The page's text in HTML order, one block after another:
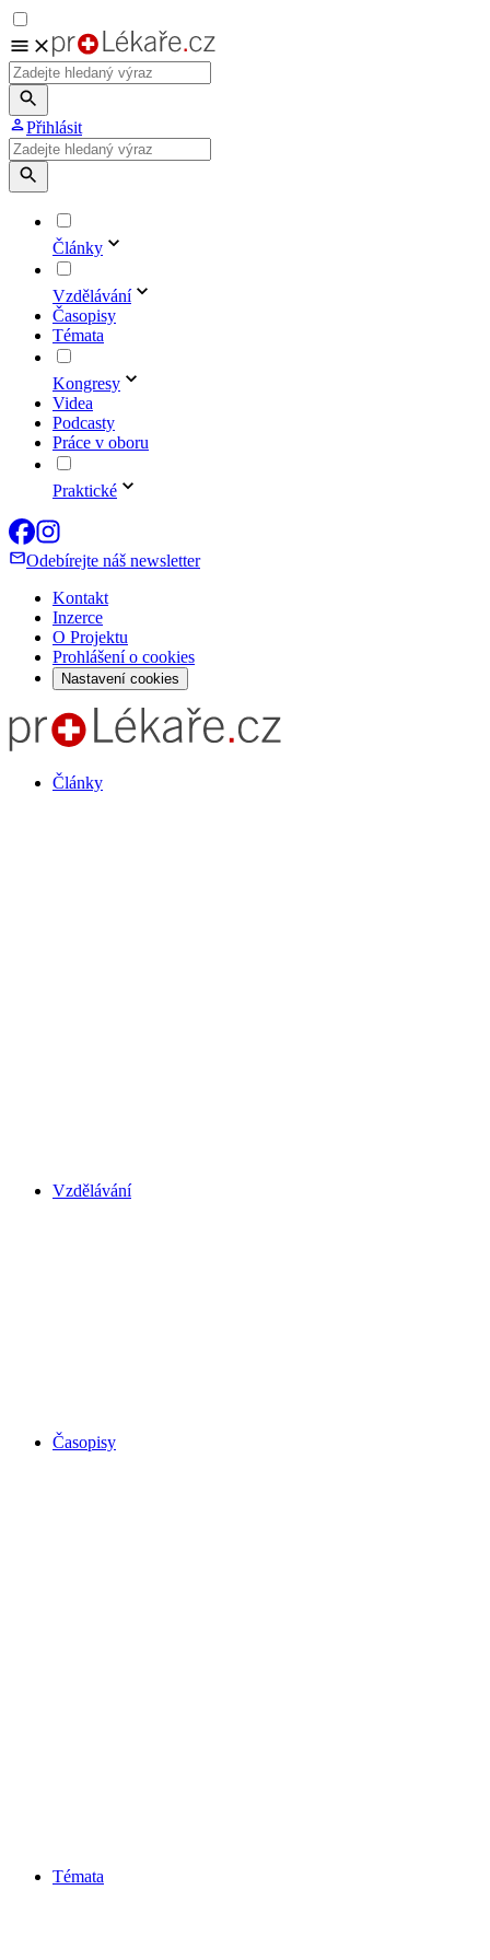
Přihlásit
Články
Vzdělávání
Časopisy
Témata
Kongresy
Videa
Podcasty
Práce v oboru
Praktické
Odebírejte náš newsletter
Kontakt
Inzerce
O Projektu
Prohlášení o cookies
Nastavení cookies
Články
Vzdělávání
Časopisy
Témata